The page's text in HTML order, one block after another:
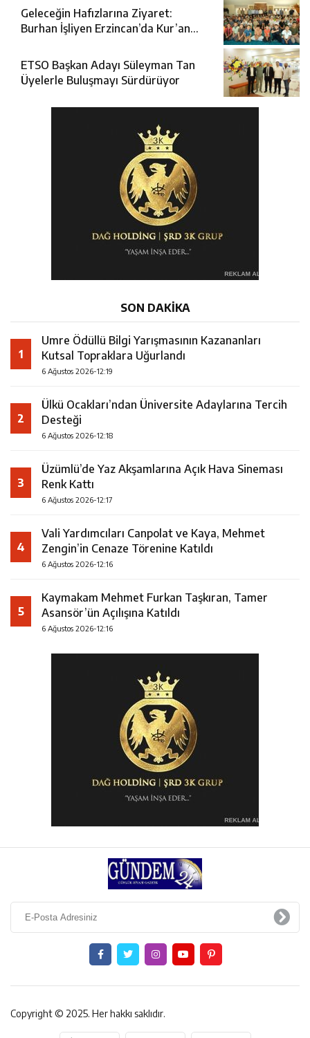
Geleceğin Hafızlarına Ziyaret:
Burhan İşliyen Erzincan’da Kur’an
ETSO Başkan Adayı Süleyman Tan
Üyelerle Buluşmayı Sürdürüyor
SON DAKİKA
1
Umre Ödüllü Bilgi Yarışmasının Kazananları
Kutsal Topraklara Uğurlandı
6 Ağustos 2026-12:19
2
Ülkü Ocakları’ndan Üniversite Adaylarına Tercih
Desteği
6 Ağustos 2026-12:18
3
Üzümlü’de Yaz Akşamlarına Açık Hava Sineması
Renk Kattı
6 Ağustos 2026-12:17
4
Vali Yardımcıları Canpolat ve Kaya, Mehmet
Zengin’in Cenaze Törenine Katıldı
6 Ağustos 2026-12:16
5
Kaymakam Mehmet Furkan Taşkıran, Tamer
Asansör’ün Açılışına Katıldı
6 Ağustos 2026-12:16
Copyright © 2025. Her hakkı saklıdır.